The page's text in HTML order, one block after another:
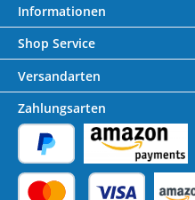
Informationen
Shop Service
Versandarten
Zahlungsarten
PayPal Amazon Pay